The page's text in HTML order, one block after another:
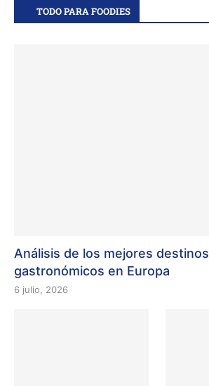
TODO PARA FOODIES
Análisis de los mejores destinos
gastronómicos en Europa
6 julio, 2026